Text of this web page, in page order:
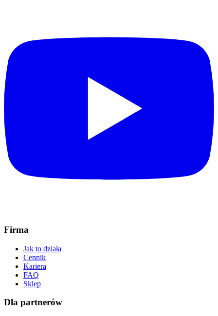
Firma
Jak to działa
Cennik
Kariera
FAQ
Sklep
Dla partnerów